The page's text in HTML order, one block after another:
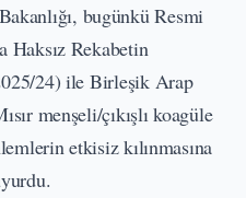
bugünkü Resmi
Haksız Rekabetin
24) ile Birleşik Arap
menşeli/çıkışlı koagüle
etkisiz kılınmasına